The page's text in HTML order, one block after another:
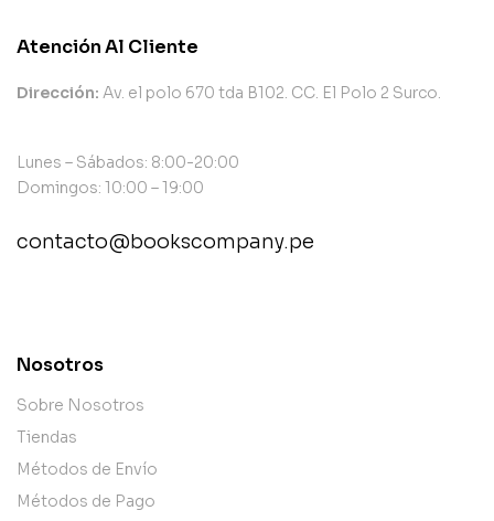
Atención Al Cliente
Dirección: Av. el polo 670 tda B102. CC. El Polo 2 Surco.
Lunes – Sábados: 8:00-20:00
Domingos: 10:00 – 19:00
contacto@bookscompany.pe
Nosotros
Sobre Nosotros
Tiendas
Métodos de Envío
Métodos de Pago